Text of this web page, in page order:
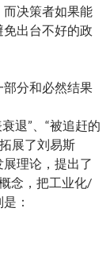
决策者如果能
出台不好的政
部分和必然结果
退”、“被追赶的
展了刘易斯
展理论，提出了
念，把工业化/
：